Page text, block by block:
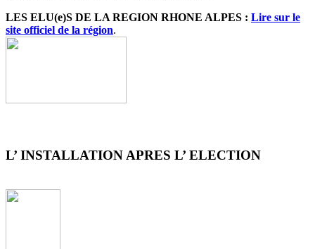
LES ELU(e)S DE LA REGION RHONE ALPES : Lire sur le
site officiel de la région.
L’ INSTALLATION APRES L’ ELECTION